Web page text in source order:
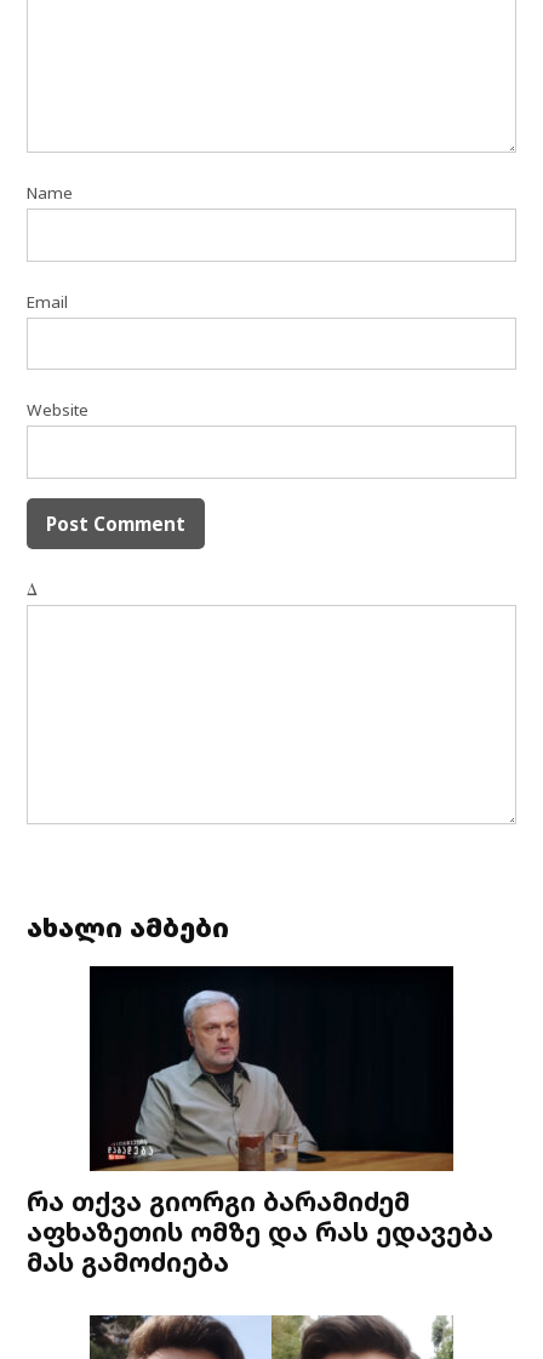
Name
Email
Website
Δ
ახალი ამბები
რა თქვა გიორგი ბარამიძემ
აფხაზეთის ომზე და რას ედავება
მას გამოძიება